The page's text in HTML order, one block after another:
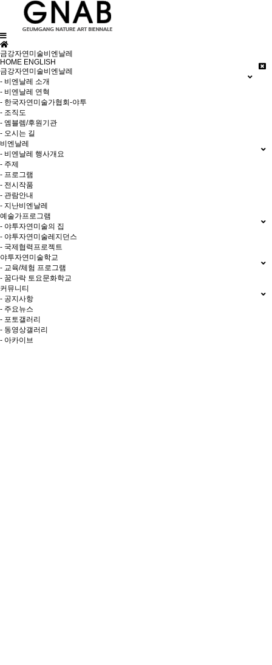
금강자연미술비엔날레
HOME ENGLISH
금강자연미술비엔날레
- 비엔날레 소개
- 비엔날레 연혁
- 한국자연미술가협회-야투
- 조직도
- 엠블렘/후원기관
- 오시는 길
비엔날레
- 비엔날레 행사개요
- 주제
- 프로그램
- 전시작품
- 관람안내
- 지난비엔날레
예술가프로그램
- 야투자연미술의 집
- 야투자연미술레지던스
- 국제협력프로젝트
야투자연미술학교
- 교육/체험 프로그램
- 꿈다락 토요문화학교
커뮤니티
- 공지사항
- 주요뉴스
- 포토갤러리
- 동영상갤러리
- 아카이브